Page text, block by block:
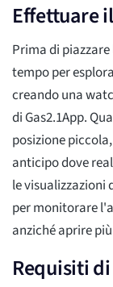
Effettuare
Prima di
tempo per
creando una
di Gas2.1App.
posizione
anticipo dove
le
per monitorare
anziché aprire
Requisiti